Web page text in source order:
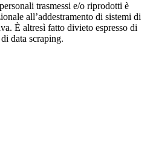
trasmessi e/o riprodotti è
all’addestramento di sistemi di
È altresì fatto divieto espresso di
data scraping.